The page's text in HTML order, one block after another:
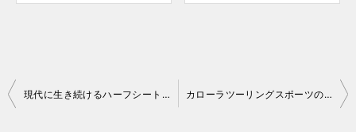
投
現代に生き続けるハーフシートカバー カローラツーリングスポーツの国内販売は？